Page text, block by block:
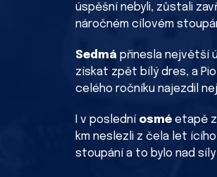
úspěšní nebyli, zůstali
náročném cílovém
Sedmá přinesla největší
získat zpět bílý dres, a
celého ročníku najezdil
I v poslední osmé etapě
km neslezli z čela let
stoupání a to bylo nad